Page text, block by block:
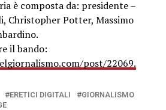
è composta da: presidente –
Christopher Potter, Massimo
il bando:
post/22069.
ERETICI DIGITALI
GIORNALISMO